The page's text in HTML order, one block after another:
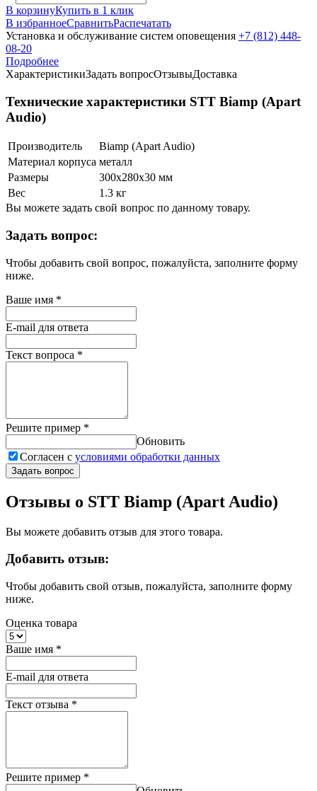
В корзинуКупить в 1 клик
В избранноеСравнитьРаспечатать
Установка и обслуживание систем оповещения +7 (812) 448-
08-20
Подробнее
ХарактеристикиЗадать вопросОтзывыДоставка
Технические характеристики STT Biamp (Apart
Audio)
Производитель
Biamp (Apart Audio)
Материал корпуса металл
Размеры
300х280х30 мм
Вес
1.3 кг
Вы можете задать свой вопрос по данному товару.
Задать вопрос:
Чтобы добавить свой вопрос, пожалуйста, заполните форму
ниже.
Ваше имя *
E-mail для ответа
Текст вопроса *
Решите пример *
Обновить
Согласен с условиями обработки данных
Задать вопрос
Отзывы о STT Biamp (Apart Audio)
Вы можете добавить отзыв для этого товара.
Добавить отзыв:
Чтобы добавить свой отзыв, пожалуйста, заполните форму
ниже.
Оценка товара
Ваше имя *
E-mail для ответа
Текст отзыва *
Решите пример *